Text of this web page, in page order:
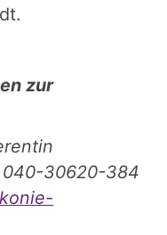
zur
040-30620-384